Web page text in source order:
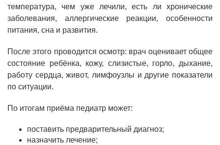
температура, чем уже лечили, есть ли хронические
заболевания, аллергические реакции, особенности
питания, сна и развития.
После этого проводится осмотр: врач оценивает общее
состояние ребёнка, кожу, слизистые, горло, дыхание,
работу сердца, живот, лимфоузлы и другие показатели
по ситуации.
По итогам приёма педиатр может:
поставить предварительный диагноз;
назначить лечение;